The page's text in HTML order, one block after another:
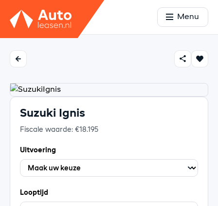
Menu
Suzuki Ignis
Fiscale waarde: €18.195
Uitvoering
Looptijd